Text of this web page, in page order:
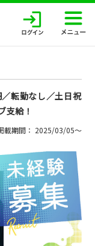
転勤なし／土日祝
支給！
載期間： 2025/03/05〜